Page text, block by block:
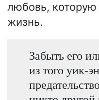
любовь,
жизнь.
Забыть его
из того уик-